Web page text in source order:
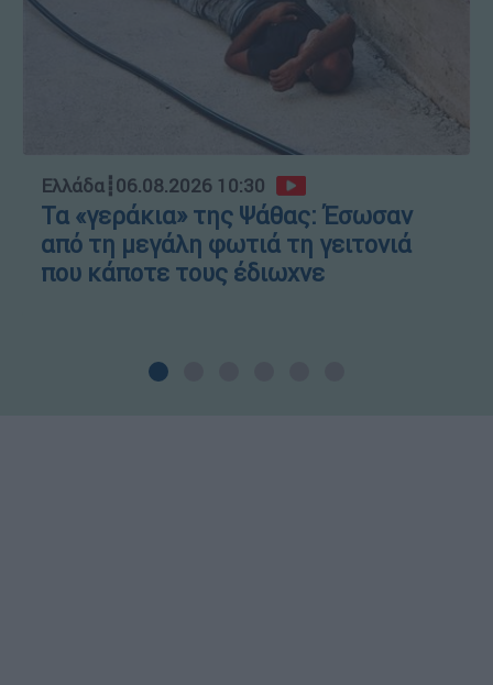
Ελλάδα┋06.08.2026 10:30
Τα «γεράκια» της Ψάθας: Έσωσαν
από τη μεγάλη φωτιά τη γειτονιά
που κάποτε τους έδιωχνε